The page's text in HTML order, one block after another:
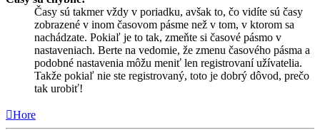
Časy sú takmer vždy v poriadku, avšak to, čo vidíte sú časy
zobrazené v inom časovom pásme než v tom, v ktorom sa
nachádzate. Pokiaľ je to tak, zmeňte si časové pásmo v
nastaveniach. Berte na vedomie, že zmenu časového pásma a
podobné nastavenia môžu meniť len registrovaní užívatelia.
Takže pokiaľ nie ste registrovaný, toto je dobrý dôvod, prečo
tak urobiť!
Hore